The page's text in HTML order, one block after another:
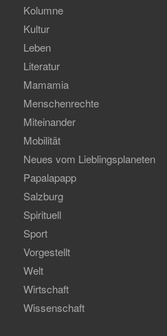
Kolumne
Kultur
Leben
Literatur
Mamamia
Menschenrechte
Miteinander
Mobilität
Neues vom Lieblingsplaneten
Papalapapp
Salzburg
Spirituell
Sport
Vorgestellt
Welt
Wirtschaft
Wissenschaft